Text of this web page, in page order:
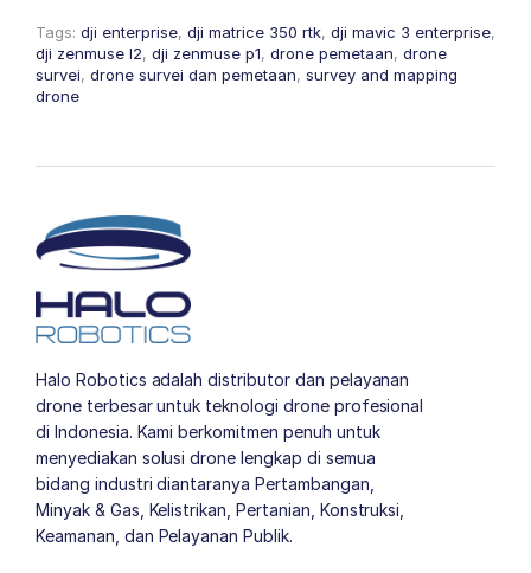
Tags: dji enterprise, dji matrice 350 rtk, dji mavic 3 enterprise,
dji zenmuse l2, dji zenmuse p1, drone pemetaan, drone
survei, drone survei dan pemetaan, survey and mapping
drone
Halo Robotics adalah distributor dan pelayanan
drone terbesar untuk teknologi drone profesional
di Indonesia. Kami berkomitmen penuh untuk
menyediakan solusi drone lengkap di semua
bidang industri diantaranya Pertambangan,
Minyak & Gas, Kelistrikan, Pertanian, Konstruksi,
Keamanan, dan Pelayanan Publik.